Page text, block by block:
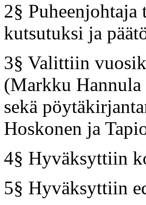
2§
kutsutuksi ja
3§ Valittiin
(Markku
sekä
Hoskonen ja
4§ Hyväksyttiin
5§ Hyväksyttiin